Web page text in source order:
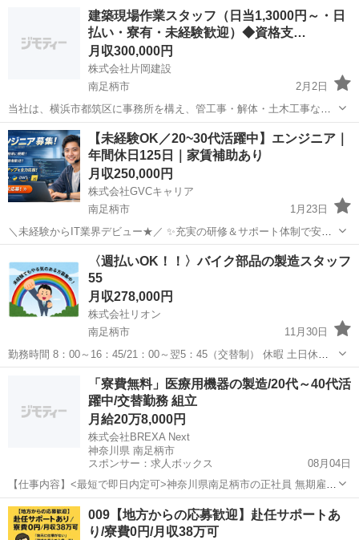
建築現場作業スタッフ（日当1,3000円～・日
払い・寮有・未経験歓迎）◆資格支…
月収300,000円
株式会社片岡建設
南足柄市
2月2日
当社は、横浜市都筑区に事務所を構え、管工事・解体・土木工事な
ど、幅広い建築現場に携わっています。 事業拡大に伴い、建築現場作
業スタッフを募集しています。 未経験の方でも安心してスタートでき
るよう、入社後は代表や先輩社員と...
神奈川 南足柄市 その他
【未経験OK／20~30代活躍中】エンジニア｜
年間休日125日｜家賃補助あり
月収250,000円
株式会社GVCキャリア
南足柄市
1月23日
＼未経験からIT業界デビュー★／ ✨充実の研修＆サポート体制で安心
スタート！ ✨土日祝休み＆年間休日120日以上 ┗プライベートも大切
にできる環境◎ ✧ 働きやすいポイント多数 ✧ ・残業ほぼなし！オ
ン...
南足柄市 未経験
〈週払いOK！！〉バイク部品の製造スタッフ
55
月収278,000円
株式会社リオン
南足柄市
11月30日
勤務時間 8：00～16：45/21：00～翌5：45（交替制） 休暇 土日休み
※職場カレンダーによる 長期休暇（夏季、GW、年末年始） 月給 26万
7000円～ ※経験・能力を考慮して決定します ...
南足柄市 工場 未経験
「寮費無料」医療用機器の製造/20代～40代活
躍中/交替勤務 組立
月給20万8,000円
株式会社BREXA Next
神奈川県 南足柄市
スポンサー：求人ボックス
08月04日
【仕事内容】<最短で即日内定可>神奈川県南足柄市の正社員 無期雇用
派遣求人|医療用機器の製造のお仕事|日払いOK 最寄駅:伊豆箱根鉄道大
雄山線「和田河原駅」徒歩10分 <2>/F16-8719-01 募集要項: 職種: 組立
(「寮...
正社員 / 派遣社員
009【地方からの応募歓迎】赴任サポートあ
り/寮費0円/月収38万可